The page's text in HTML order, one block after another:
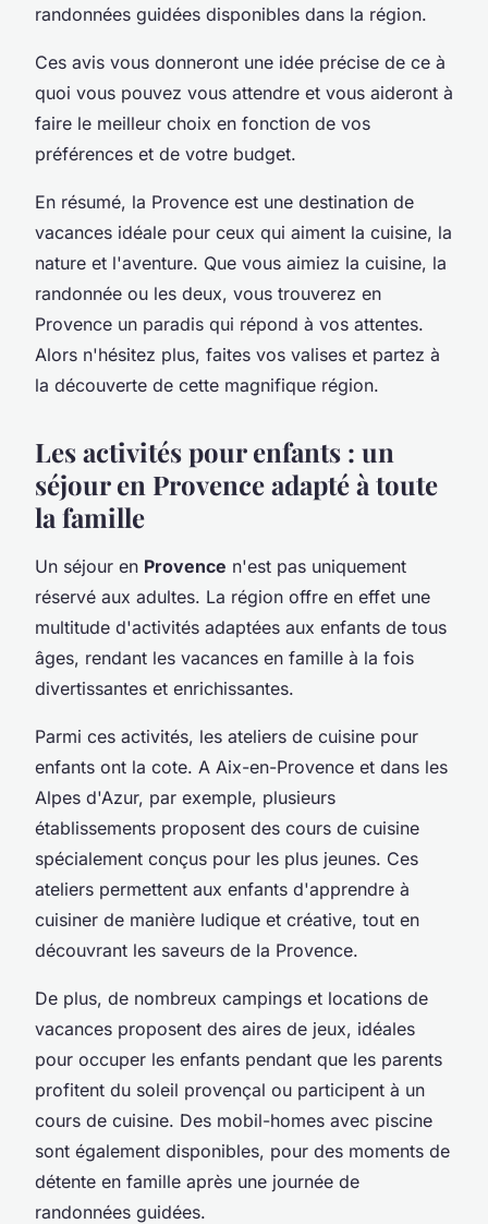
randonnées guidées disponibles dans la région.
Ces avis vous donneront une idée précise de ce à
quoi vous pouvez vous attendre et vous aideront à
faire le meilleur choix en fonction de vos
préférences et de votre budget.
En résumé, la Provence est une destination de
vacances idéale pour ceux qui aiment la cuisine, la
nature et l'aventure. Que vous aimiez la cuisine, la
randonnée ou les deux, vous trouverez en
Provence un paradis qui répond à vos attentes.
Alors n'hésitez plus, faites vos valises et partez à
la découverte de cette magnifique région.
Les activités pour enfants : un
séjour en Provence adapté à toute
la famille
Un séjour en Provence n'est pas uniquement
réservé aux adultes. La région offre en effet une
multitude d'activités adaptées aux enfants de tous
âges, rendant les vacances en famille à la fois
divertissantes et enrichissantes.
Parmi ces activités, les ateliers de cuisine pour
enfants ont la cote. A Aix-en-Provence et dans les
Alpes d'Azur, par exemple, plusieurs
établissements proposent des cours de cuisine
spécialement conçus pour les plus jeunes. Ces
ateliers permettent aux enfants d'apprendre à
cuisiner de manière ludique et créative, tout en
découvrant les saveurs de la Provence.
De plus, de nombreux campings et locations de
vacances proposent des aires de jeux, idéales
pour occuper les enfants pendant que les parents
profitent du soleil provençal ou participent à un
cours de cuisine. Des mobil-homes avec piscine
sont également disponibles, pour des moments de
détente en famille après une journée de
randonnées guidées.